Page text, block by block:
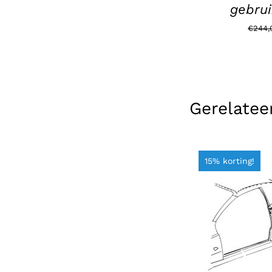
€
15% korting!
TOEVOEGEN